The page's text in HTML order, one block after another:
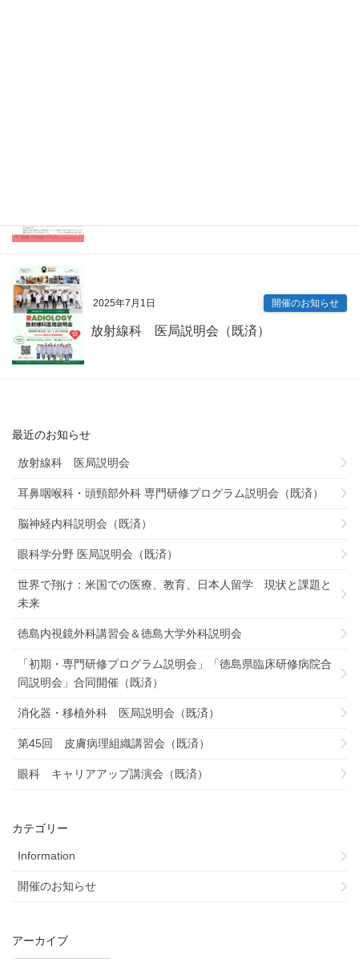
2025年7月1日 開催のお知らせ
放射線科 医局説明会（既済）
最近のお知らせ
放射線科 医局説明会
耳鼻咽喉科・頭頸部外科 専門研修プログラム説明会（既済）
脳神経内科説明会（既済）
眼科学分野 医局説明会（既済）
世界で翔け：米国での医療、教育、日本人留学 現状と課題と
未来
徳島内視鏡外科講習会＆徳島大学外科説明会
「初期・専門研修プログラム説明会」「徳島県臨床研修病院合
同説明会」合同開催（既済）
消化器・移植外科 医局説明会（既済）
第45回 皮膚病理組織講習会（既済）
眼科 キャリアアップ講演会（既済）
カテゴリー
Information
開催のお知らせ
アーカイブ